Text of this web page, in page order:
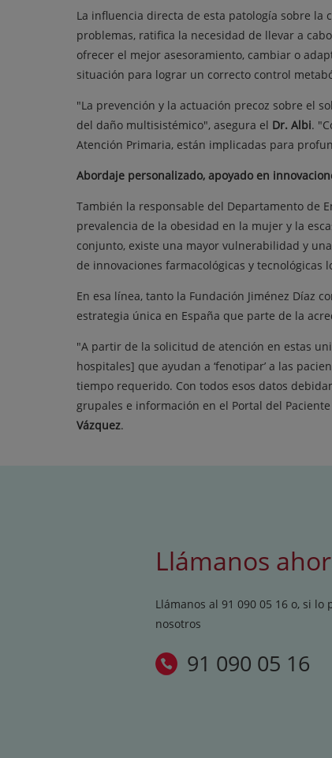
La influencia directa de esta patología sobre
problemas, ratifica la necesidad de llevar a
ofrecer el mejor asesoramiento, cambiar o
situación para lograr un correcto control
"La prevención y la actuación precoz sobre el
del daño multisistémico", asegura el Dr. Albi.
Atención Primaria, están implicadas para
Abordaje personalizado, apoyado en
También la responsable del Departamento de
prevalencia de la obesidad en la mujer y la
conjunto, existe una mayor vulnerabilidad y
de innovaciones farmacológicas y
En esa línea, tanto la Fundación Jiménez Díaz
estrategia única en España que parte de la
"A partir de la solicitud de atención en estas
hospitales] que ayudan a ‘fenotipar’ a las
tiempo requerido. Con todos esos datos
grupales e información en el Portal del
Vázquez.
Llámanos
Llámanos al 91 090 05 16 o, si lo
nosotros
91 090 05 16